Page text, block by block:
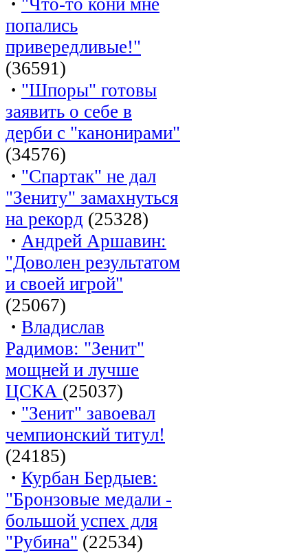
попались
привередливые!"
(36591)
· "Шпоры" готовы
заявить о себе в
дерби с "канонирами"
(34576)
· "Спартак" не дал
"Зениту" замахнуться
на рекорд (25328)
· Андрей Аршавин:
"Доволен результатом
и своей игрой"
(25067)
· Владислав
Радимов: "Зенит"
мощней и лучше
ЦСКА (25037)
· "Зенит" завоевал
чемпионский титул!
(24185)
· Курбан Бердыев:
"Бронзовые медали -
большой успех для
"Рубина" (22534)